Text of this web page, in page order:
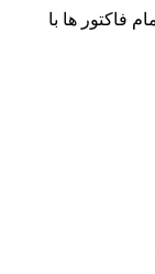
فاکتور ها با